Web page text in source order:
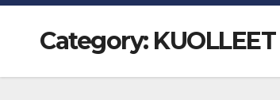
Category: KUOLLEET